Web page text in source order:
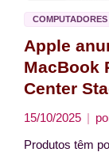
COMPUTADORES
Apple
MacBook
Center
15/10/2025
Produtos têm